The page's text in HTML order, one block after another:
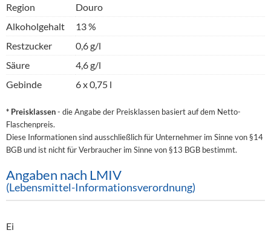
Region
Douro
Alkoholgehalt
13 %
Restzucker
0,6 g/l
Säure
4,6 g/l
Gebinde
6 x 0,75 l
* Preisklassen- die Angabe der Preisklassen basiert auf dem Netto-
Flaschenpreis.
Diese Informationen sind ausschließlich für Unternehmer im Sinne von §14
BGB und ist nicht für Verbraucher im Sinne von §13 BGB bestimmt.
Angaben nach LMIV
(Lebensmittel-Informationsverordnung)
Ei